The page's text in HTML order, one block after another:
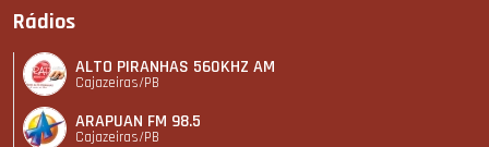
Rádios
ALTO PIRANHAS 560KHZ AM
Cajazeiras/PB
ARAPUAN FM 98.5
Cajazeiras/PB